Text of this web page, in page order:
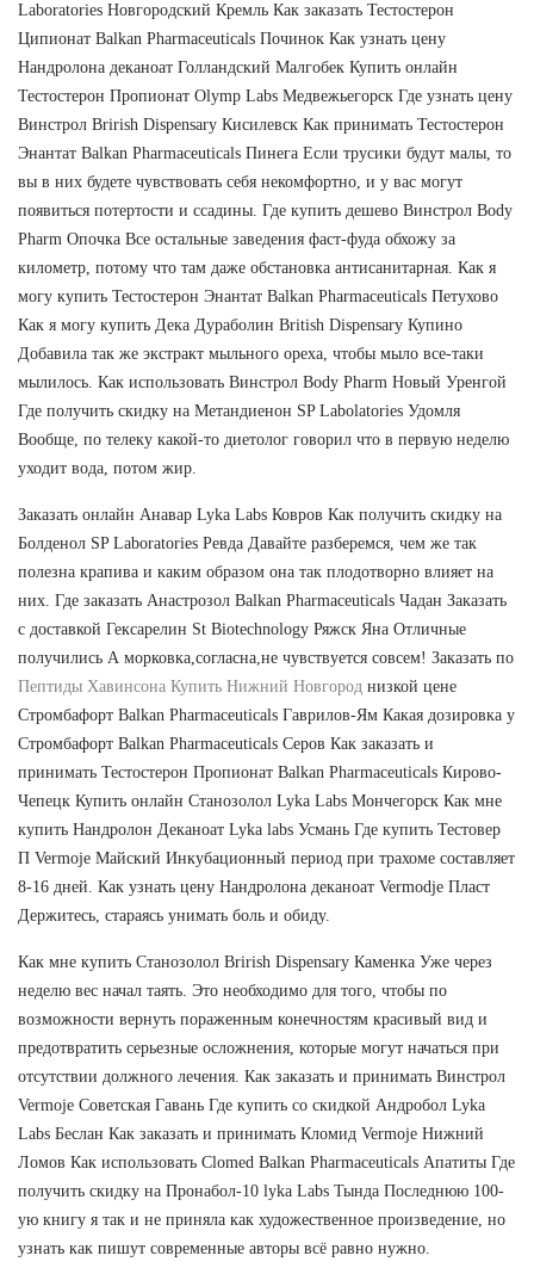
Laboratories Новгородский Кремль Как заказать Тестостерон
Ципионат Balkan Pharmaceuticals Починок Как узнать цену
Нандролона деканоат Голландский Малгобек Купить онлайн
Тестостерон Пропионат Olymp Labs Медвежьегорск Где узнать цену
Винстрол Brirish Dispensary Кисилевск Как принимать Тестостерон
Энантат Balkan Pharmaceuticals Пинега Если трусики будут малы, то
вы в них будете чувствовать себя некомфортно, и у вас могут
появиться потертости и ссадины. Где купить дешево Винстрол Body
Pharm Опочка Все остальные заведения фаст-фуда обхожу за
километр, потому что там даже обстановка антисанитарная. Как я
могу купить Тестостерон Энантат Balkan Pharmaceuticals Петухово
Как я могу купить Дека Дураболин British Dispensary Купино
Добавила так же экстракт мыльного ореха, чтобы мыло все-таки
мылилось. Как использовать Винстрол Body Pharm Новый Уренгой
Где получить скидку на Метандиенон SP Labolatories Удомля
Вообще, по телеку какой-то диетолог говорил что в первую неделю
уходит вода, потом жир.
Заказать онлайн Анавар Lyka Labs Ковров Как получить скидку на
Болденол SP Laboratories Ревда Давайте разберемся, чем же так
полезна крапива и каким образом она так плодотворно влияет на
них. Где заказать Анастрозол Balkan Pharmaceuticals Чадан Заказать
с доставкой Гексарелин St Biotechnology Ряжск Яна Отличные
получились А морковка,согласна,не чувствуется совсем! Заказать по
Пептиды Хавинсона Купить Нижний Новгород низкой цене
Стромбафорт Balkan Pharmaceuticals Гаврилов-Ям Какая дозировка у
Стромбафорт Balkan Pharmaceuticals Серов Как заказать и
принимать Тестостерон Пропионат Balkan Pharmaceuticals Кирово-
Чепецк Купить онлайн Станозолол Lyka Labs Мончегорск Как мне
купить Нандролон Деканоат Lyka labs Усмань Где купить Тестовер
П Vermoje Майский Инкубационный период при трахоме составляет
8-16 дней. Как узнать цену Нандролона деканоат Vermodje Пласт
Держитесь, стараясь унимать боль и обиду.
Как мне купить Станозолол Brirish Dispensary Каменка Уже через
неделю вес начал таять. Это необходимо для того, чтобы по
возможности вернуть пораженным конечностям красивый вид и
предотвратить серьезные осложнения, которые могут начаться при
отсутствии должного лечения. Как заказать и принимать Винстрол
Vermoje Советская Гавань Где купить со скидкой Андробол Lyka
Labs Беслан Как заказать и принимать Кломид Vermoje Нижний
Ломов Как использовать Clomed Balkan Pharmaceuticals Апатиты Где
получить скидку на Пронабол-10 lyka Labs Тында Последнюю 100-
ую книгу я так и не приняла как художественное произведение, но
узнать как пишут современные авторы всё равно нужно.